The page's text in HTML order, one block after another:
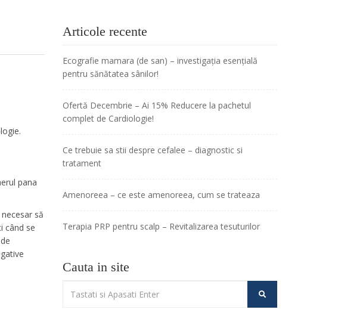
pana
să
când se
Articole recente
Ecografie mamara (de san) – investigația esențială
pentru sănătatea sânilor!
Ofertă Decembrie – Ai 15% Reducere la pachetul
complet de Cardiologie!
Ce trebuie sa stii despre cefalee – diagnostic si
tratament
Amenoreea – ce este amenoreea, cum se trateaza
Terapia PRP pentru scalp – Revitalizarea tesuturilor
Cauta in site